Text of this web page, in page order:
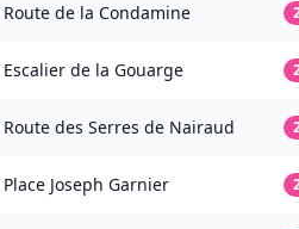
Route de la Condamine
Escalier de la Gouarge
Route des Serres de Nairaud
Place Joseph Garnier